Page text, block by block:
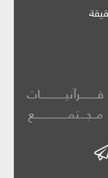
قــــــــرآنيــــــــــــات
مــجـــتمــــــــــــــــع